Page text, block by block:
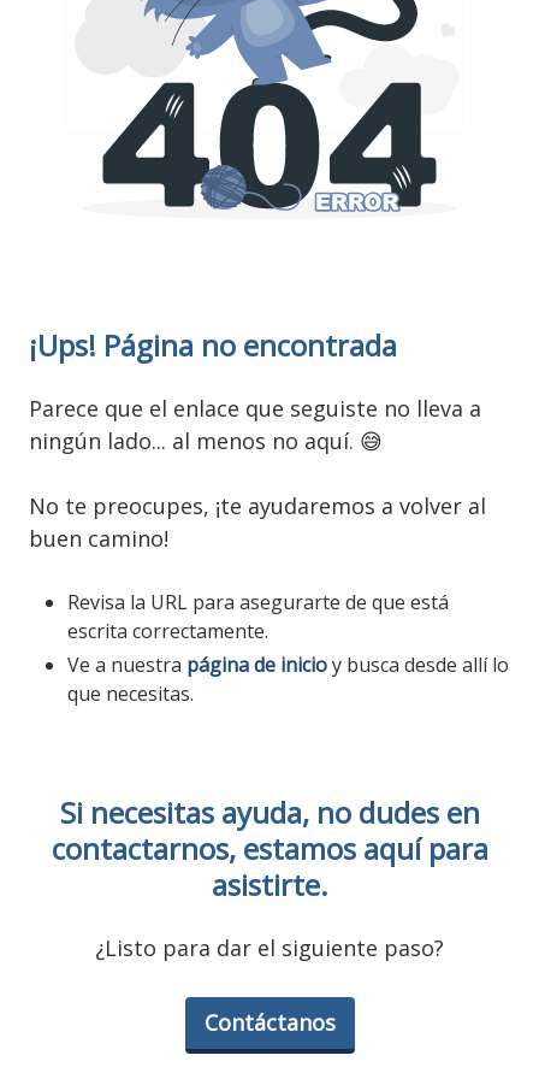
Soporte Técnico y Funcional
Clubwise
¡Ups! Página no encontrada
Parece que el enlace que seguiste no lleva a
ningún lado... al menos no aquí. 😅
No te preocupes, ¡te ayudaremos a volver al
buen camino!
Revisa la URL para asegurarte de que está
escrita correctamente.
Ve a nuestra página de inicioy busca desde allí lo
que necesitas.
Si necesitas ayuda, no dudes en
contactarnos, estamos aquí para
asistirte.
¿Listo para dar el siguiente paso?
Contáctanos